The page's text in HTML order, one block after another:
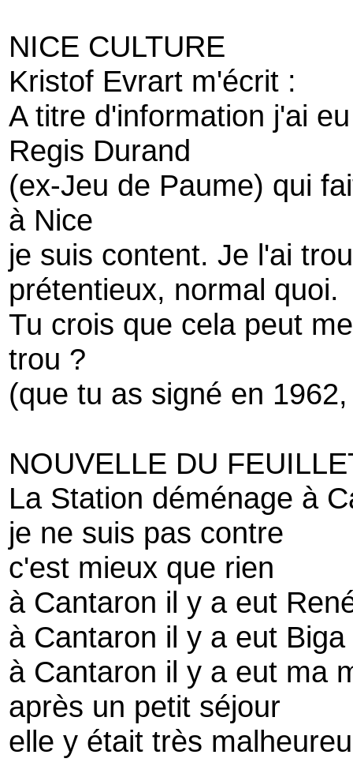
NICE CULTURE
Kristof Evrart m'écrit :
A titre d'information j'ai
Regis Durand
(ex-Jeu de Paume) qui
à Nice
je suis content. Je l'ai
prétentieux, normal quoi.
Tu crois que cela peut
trou ?
(que tu as signé en
NOUVELLE DU
La Station déménage à
je ne suis pas contre
c'est mieux que rien
à Cantaron il y a eut
à Cantaron il y a eut
à Cantaron il y a eut ma
après un petit séjour
elle y était très